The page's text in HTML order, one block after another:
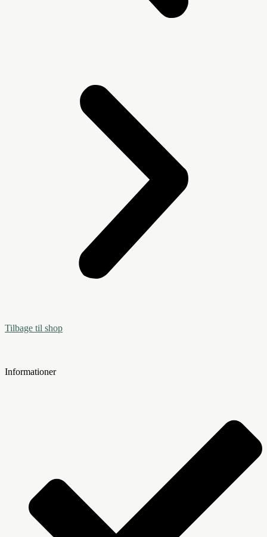
Tilbage til shop
Informationer